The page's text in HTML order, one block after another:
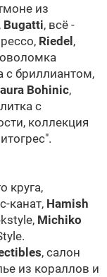
из
Bugatti, всё -
Riedel ,
с бриллиантом,
Bohinic,
с
коллекция
круга,
канат, Hamish
Michiko
, салон
из кораллов и